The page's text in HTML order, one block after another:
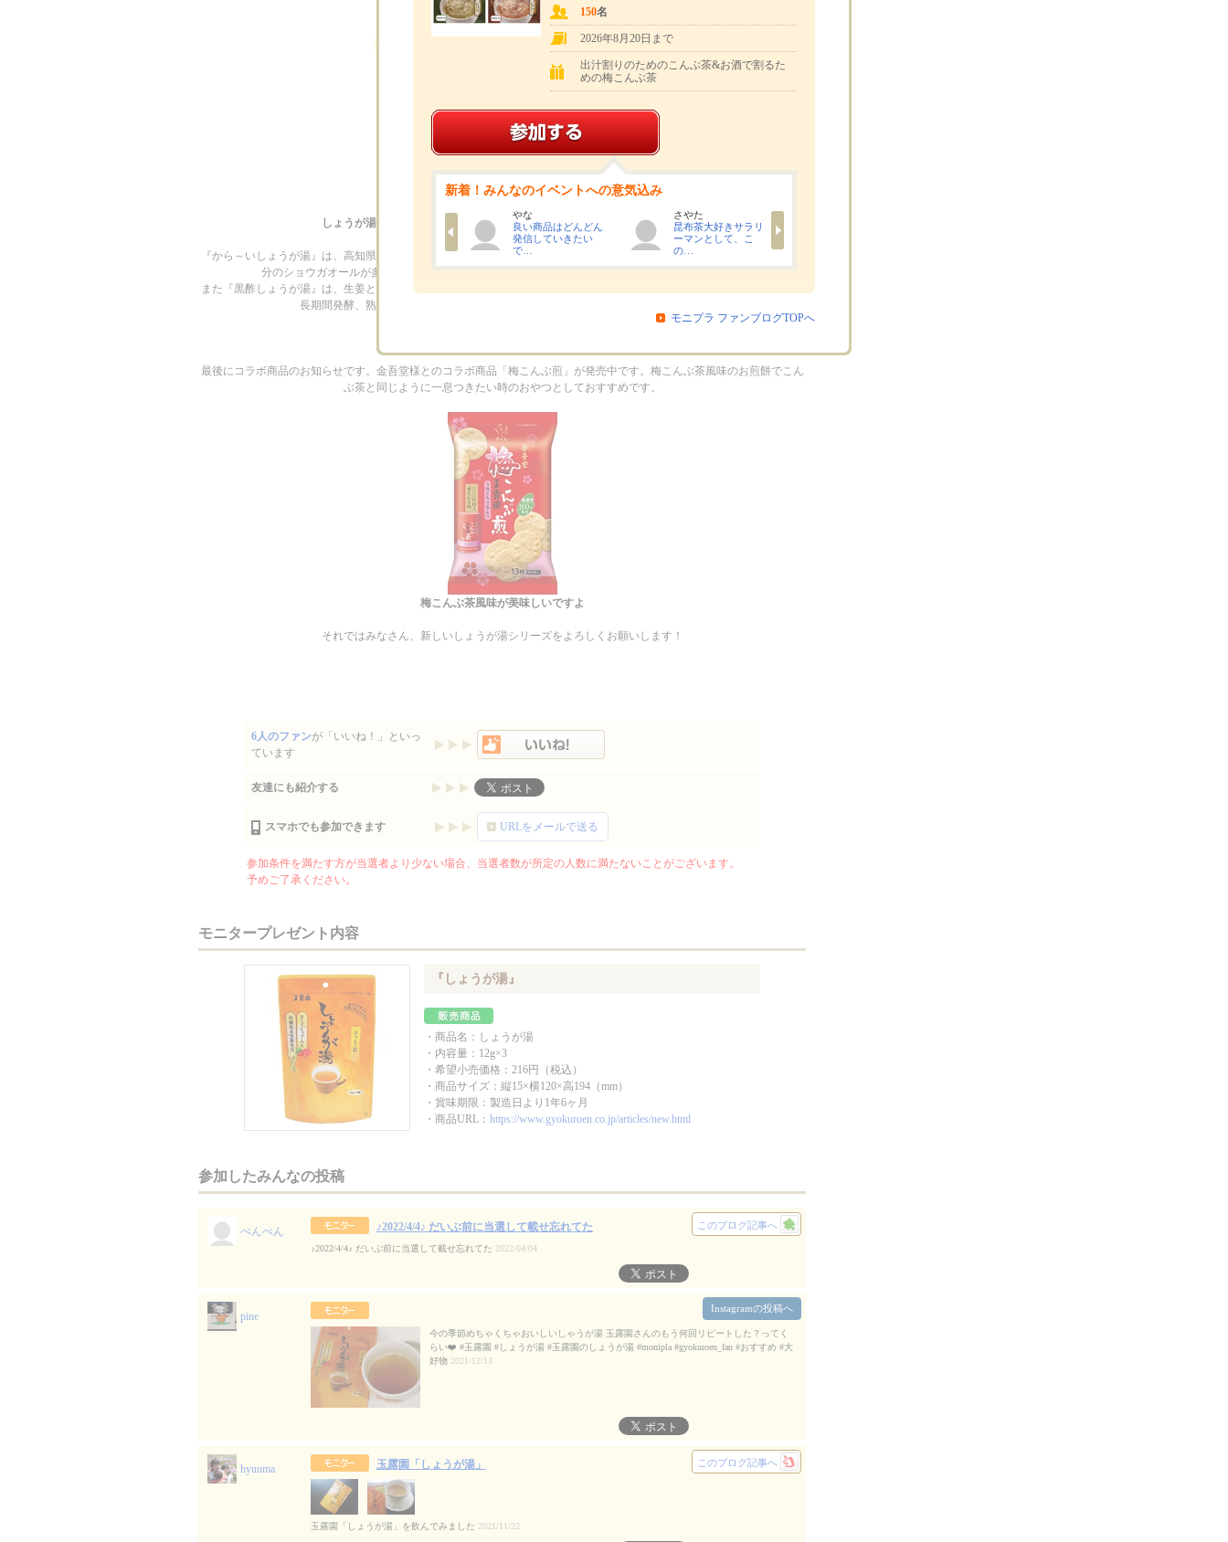
つがあります。
しょうが湯シリーズの『から～いしょうが湯』と『黒酢しょうが湯』です
『から～いしょうが湯』は、高知県産の黄金しょうがを使っていて一般的なしょうがより辛味成分のジンゲロール、香り成
分のショウガオールが多く含まれています。トロミがついてのどにピリッとくる辛さが特徴です。
また『黒酢しょうが湯』は、生姜と黒酢を使用した酸味と辛味のあるしょうが湯で、使っている「黒酢」は米を原料として
長期間発酵、熟成させたお酢です。香り高く、まろやかな味わいとなっています。
最後にコラボ商品のお知らせです。金吾堂様とのコラボ商品「梅こんぶ煎」が発売中です。梅こんぶ茶風味のお煎餅でこん
ぶ茶と同じように一息つきたい時のおやつとしておすすめです。
梅こんぶ茶風味が美味しいですよ
それではみなさん、新しいしょうが湯シリーズをよろしくお願いします！
6人のファンが「いいね！」といっ
ています
友達にも紹介する
スマホでも参加できます URLをメールで送る
参加条件を満たす方が当選者より少ない場合、当選者数が所定の人数に満たないことがございます。
予めご了承ください。
モニタープレゼント内容
『しょうが湯』
・商品名：しょうが湯
・内容量：12g×3
・希望小売価格：216円（税込）
・商品サイズ：縦15×横120×高194（mm）
・賞味期限：製造日より1年6ヶ月
・商品URL： https://www.gyokuroen.co.jp/articles/new.html
参加したみんなの投稿
ぺんぺん ♪2022/4/4♪ だいぶ前に当選して載せ忘れてた
♪2022/4/4♪ だいぶ前に当選して載せ忘れてた 2022/04/04
このブログ記事へ
pine
今の季節めちゃくちゃおいしいしゃうが湯 玉露園さんのもう何回リピートした？ってく
らい❤️ #玉露園 #しょうが湯 #玉露園のしょうが湯 #monipla #gyokuroen_fan #おすすめ #大
好物 2021/12/13
Instagramの投稿へ
hyuuma 玉露園「しょうが湯」
玉露園「しょうが湯」を飲んでみました 2021/11/22
このブログ記事へ
150名
2026年8月20日まで
出汁割りのためのこんぶ茶&お酒で割るた
めの梅こんぶ茶
新着！みんなのイベントへの意気込み
く…
良い商品はどんどん
で…
さやた
昆布茶大好きサラリ
ーマンとして、こ
の…
sy
お酒で割るというの
がとても面白そう
で…
モニプラ ファンブログTOPへ